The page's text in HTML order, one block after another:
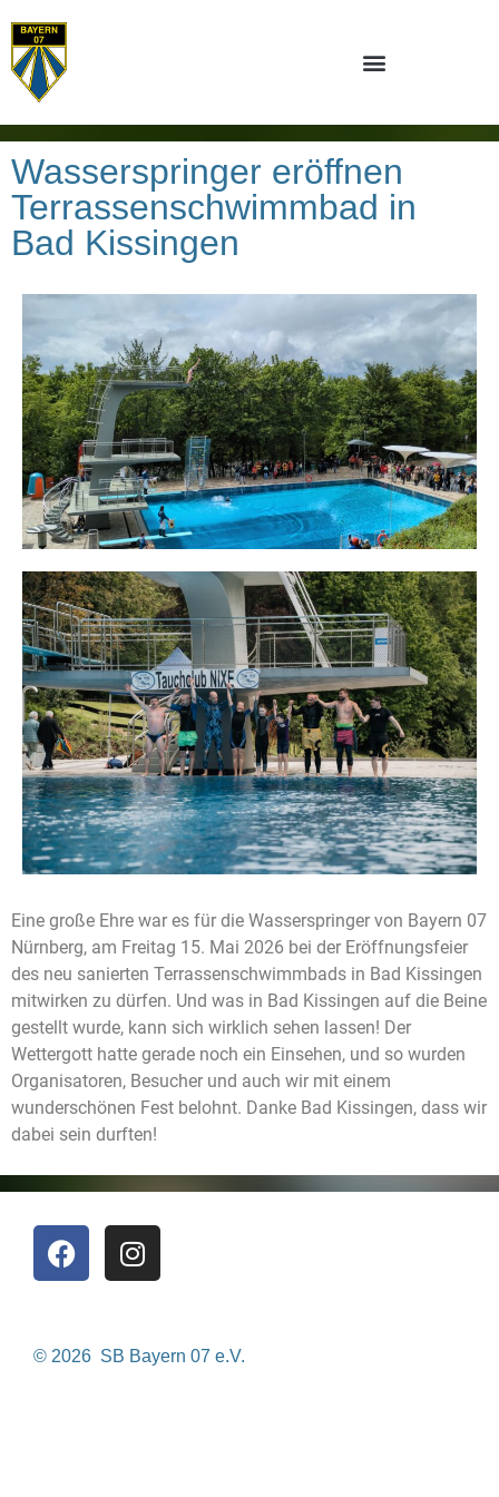
Wasserspringer eröffnen
Terrassenschwimmbad in
Bad Kissingen
Eine große Ehre war es für die Wasserspringer von Bayern 07
Nürnberg, am Freitag 15. Mai 2026 bei der Eröffnungsfeier
des neu sanierten Terrassenschwimmbads in Bad Kissingen
mitwirken zu dürfen. Und was in Bad Kissingen auf die Beine
gestellt wurde, kann sich wirklich sehen lassen! Der
Wettergott hatte gerade noch ein Einsehen, und so wurden
Organisatoren, Besucher und auch wir mit einem
wunderschönen Fest belohnt. Danke Bad Kissingen, dass wir
dabei sein durften!
© 2026 SB Bayern 07 e.V.